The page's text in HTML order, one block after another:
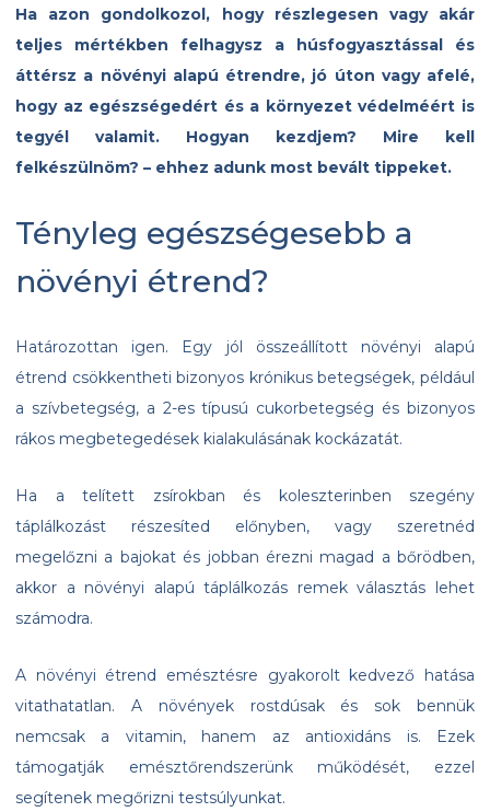
Ha azon gondolkozol, hogy részlegesen vagy akár
teljes mértékben felhagysz a húsfogyasztással és
áttérsz a növényi alapú étrendre, jó úton vagy afelé,
hogy az egészségedért és a környezet védelméért is
tegyél valamit. Hogyan kezdjem? Mire kell
felkészülnöm? – ehhez adunk most bevált tippeket.
Tényleg egészségesebb a
növényi étrend?
Határozottan igen. Egy jól összeállított növényi alapú
étrend csökkentheti bizonyos krónikus betegségek, például
a szívbetegség, a 2-es típusú cukorbetegség és bizonyos
rákos megbetegedések kialakulásának kockázatát.
Ha a telített zsírokban és koleszterinben szegény
táplálkozást részesíted előnyben, vagy szeretnéd
megelőzni a bajokat és jobban érezni magad a bőrödben,
akkor a növényi alapú táplálkozás remek választás lehet
számodra.
A növényi étrend emésztésre gyakorolt kedvező hatása
vitathatatlan. A növények rostdúsak és sok bennük
nemcsak a vitamin, hanem az antioxidáns is. Ezek
támogatják emésztőrendszerünk működését, ezzel
segítenek megőrizni testsúlyunkat.